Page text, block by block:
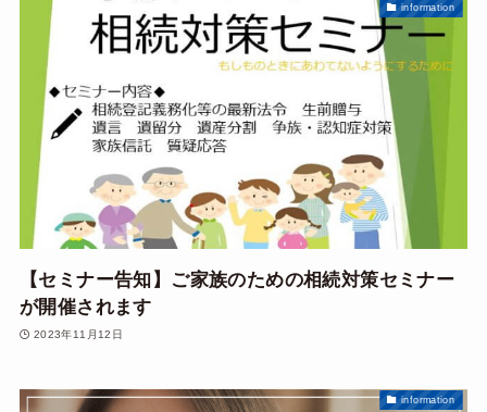
information
【セミナー告知】ご家族のための相続対策セミナー
が開催されます
2023年11月12日
information